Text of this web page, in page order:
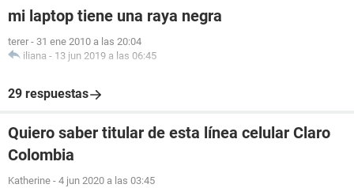
mi laptop tiene una raya negra
terer - 31 ene 2010 a las 20:04
iliana - 13 jun 2019 a las 06:45
29 respuestas
Quiero saber titular de esta línea celular Claro
Colombia
Katherine - 4 jun 2020 a las 03:45